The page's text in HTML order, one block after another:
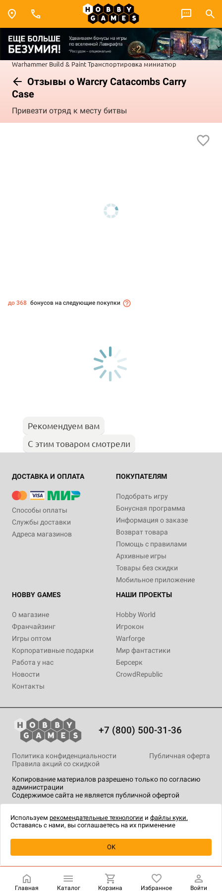
Warhammer Build & PaintТранспортировка миниатюр
Отзывы о Warcry Catacombs Carry
Case
Привезти отряд к месту битвы
до 368 бонусов на следующие покупки
Рекомендуем вам
С этим товаром смотрели
ДОСТАВКА И ОПЛАТА
Способы оплаты
Службы доставки
Адреса магазинов
ПОКУПАТЕЛЯМ
Подобрать игру
Бонусная программа
Информация о заказе
Возврат товара
Помощь с правилами
Архивные игры
Товары без скидки
Мобильное приложение
HOBBY GAMES
О магазине
Франчайзинг
Игры оптом
Корпоративные подарки
Работа у нас
Новости
Контакты
НАШИ ПРОЕКТЫ
Hobby World
Игрокон
Warforge
Мир фантастики
Берсерк
CrowdRepublic
+7 (800) 500-31-36
Копирование материалов разрешено только по согласию
администрации
Содержимое сайта не является публичной офертой
Политика конфиденциальности
Публичная оферта
Правила акций со скидкой
технологии.
Главная Каталог Корзина Избранное Войти
Используем рекомендательные технологии и файлы куки.
Оставаясь с нами, вы соглашаетесь на их применение
OK